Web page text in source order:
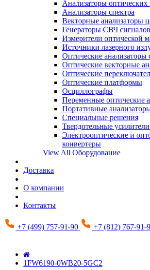
Анализаторы оптических
Анализаторы спектра
Векторные анализаторы
Генераторы СВЧ сигналов
Измерители оптической
Источники лазерного
Оптические анализаторы
Оптические векторные
Оптические
Оптические платформы
Осциллографы
Переменные оптические
Портативные
Специальные решения
Твердотельные
Электрооптические и
конвертеры
View All Оборудование
Доставка
О компании
Контакты
+7 (499) 757-91-90 +7 (812) 767-91-
1FW6190-0WB20-5GC2